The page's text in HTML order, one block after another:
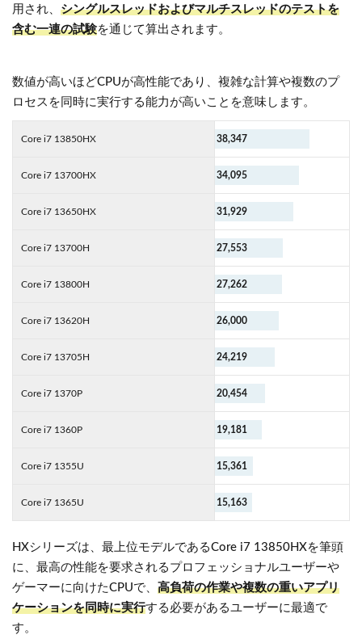
用され、 シングルスレッドおよびマルチスレッドのテストを
含む一連の試験を通じて算出されます。
数値が高いほどCPUが高性能であり、複雑な計算や複数のプ
ロセスを同時に実行する能力が高いことを意味します。
Core i7 13850HX 38,347
Core i7 13700HX 34,095
Core i7 13650HX 31,929
Core i7 13700H 27,553
Core i7 13800H 27,262
Core i7 13620H 26,000
Core i7 13705H 24,219
Core i7 1370P 20,454
Core i7 1360P 19,181
Core i7 1355U 15,361
Core i7 1365U 15,163
HXシリーズは、最上位モデルであるCore i7 13850HXを筆頭
に、最高の性能を要求されるプロフェッショナルユーザーや
ゲーマーに向けたCPUで、 高負荷の作業や複数の重いアプリ
ケーションを同時に実行する必要があるユーザーに最適で
す。